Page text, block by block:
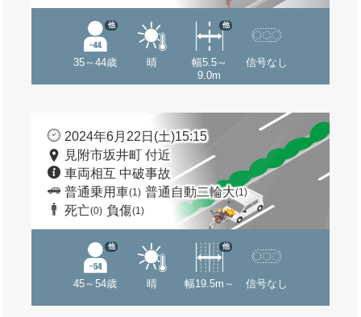
35～44歳
他
晴
幅5.5～
9.0m
他
信号なし
2024年6月22日(土)15:15
見附市坂井町 付近
車両相互 中破事故
普通乗用車(1) 普通自動二輪大(1)
死亡(0) 負傷(1)
45～54歳
他
晴 幅19.5m～
他
信号なし